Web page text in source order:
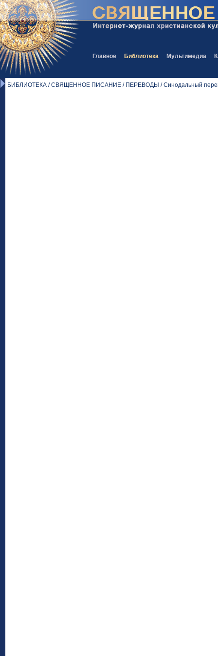
Главное Библиотека Мультимедиа
БИБЛИОТЕКА / СВЯЩЕННОЕ ПИСАНИЕ / ПЕРЕВОДЫ / Синодальный